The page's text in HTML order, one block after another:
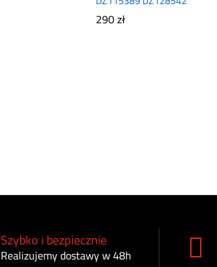
290zł
Szybko i bezpiecznie
Realizujemy dostawy w 48h